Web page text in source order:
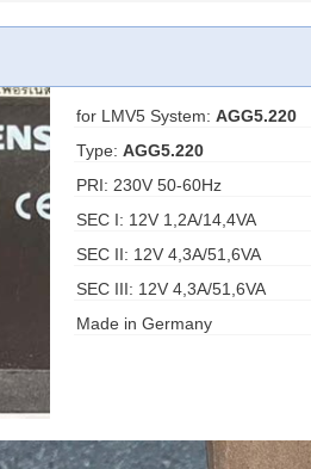
for LMV5 System: AGG5.220
Type: AGG5.220
PRI: 230V 50-60Hz
SEC I: 12V 1,2A/14,4VA
SEC II: 12V 4,3A/51,6VA
SEC III: 12V 4,3A/51,6VA
Made in Germany